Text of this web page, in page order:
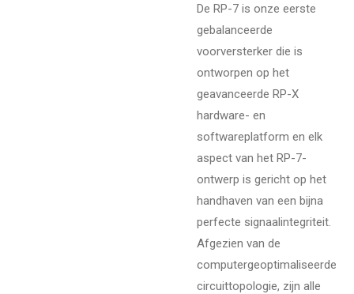
De RP-7 is onze eerste
gebalanceerde
voorversterker die is
ontworpen op het
geavanceerde RP-X
hardware- en
softwareplatform en elk
aspect van het RP-7-
ontwerp is gericht op het
handhaven van een bijna
perfecte signaalintegriteit.
Afgezien van de
computergeoptimaliseerde
circuittopologie, zijn alle